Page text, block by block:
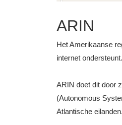
ARIN
Het Amerikaanse
internet ondersteunt.
ARIN doet dit door
(Autonomous
Atlantische